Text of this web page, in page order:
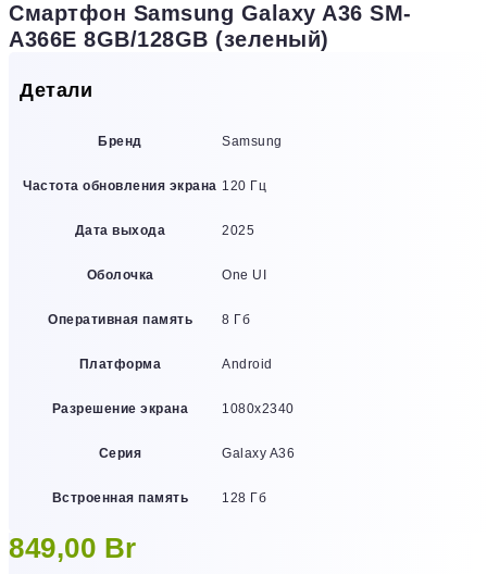
Смартфон Samsung Galaxy A36 SM-
A366E 8GB/128GB (зеленый)
Детали
Бренд Samsung
Частота обновления экрана 120 Гц
Дата выхода 2025
Оболочка One UI
Оперативная память 8 Гб
Платформа Android
Разрешение экрана 1080х2340
Серия Galaxy A36
Встроенная память 128 Гб
849,00 Br